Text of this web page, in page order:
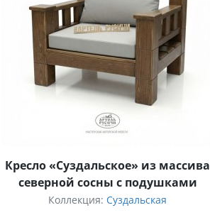
Кресло «Суздальское» из массива
северной сосны с подушками
Коллекция: Суздальская